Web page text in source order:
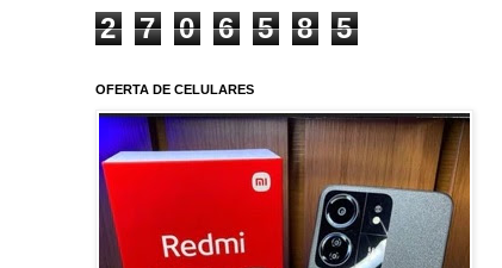
2 7 0 6 5 8 5
OFERTA DE CELULARES